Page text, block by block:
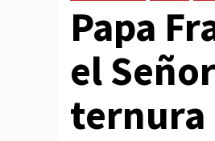
Papa
el
ternura